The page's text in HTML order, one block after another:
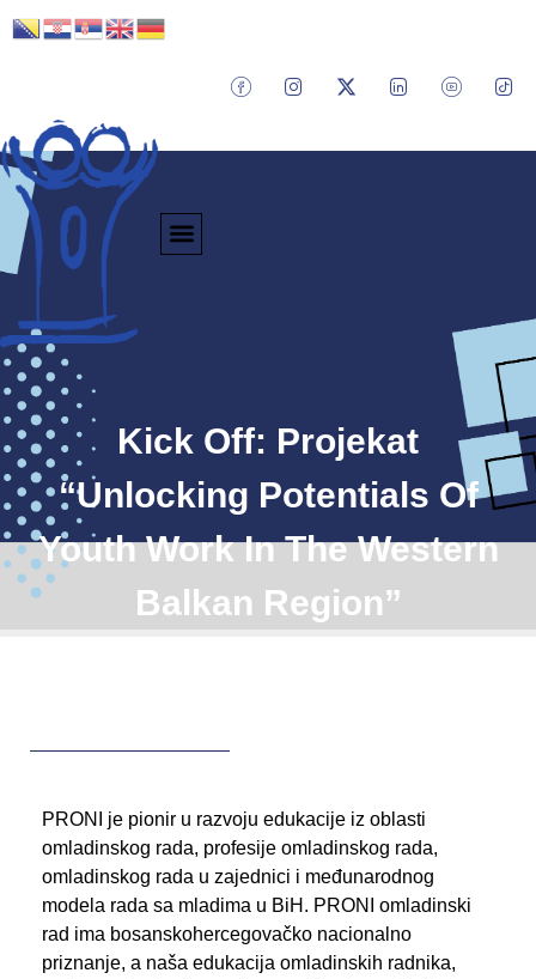
Kick Off: Projekat
“Unlocking Potentials Of
Youth Work In The Western
Balkan Region”
PRONI je pionir u razvoju edukacije iz oblasti
omladinskog rada, profesije omladinskog rada,
omladinskog rada u zajednici i međunarodnog
modela rada sa mladima u BiH. PRONI omladinski
rad ima bosanskohercegovačko nacionalno
priznanje, a naša edukacija omladinskih radnika,